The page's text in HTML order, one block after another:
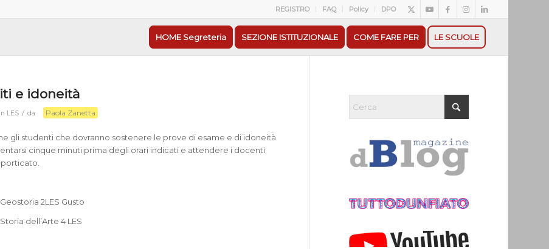
REGISTRO FAQ Policy DPO
HOME Segreteria SEZIONE ISTITUZIONALE COME FARE PER LE SCUOLE
e idoneità
in LES / da Paola Zanetta
gli studenti che dovranno sostenere le prove di esame e di idoneità
cinque minuti prima degli orari indicati e attendere i docenti
Geostoria 2LES Gusto
Storia dell’Arte 4 LES